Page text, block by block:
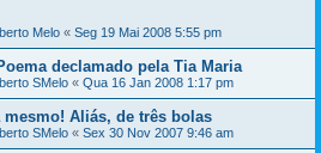
Melo « Seg 19 Mai 2008 5:55 pm
declamado pela Tia Maria
SMelo « Qua 16 Jan 2008 1:17 pm
mesmo! Aliás, de três bolas
SMelo « Sex 30 Nov 2007 9:46 am